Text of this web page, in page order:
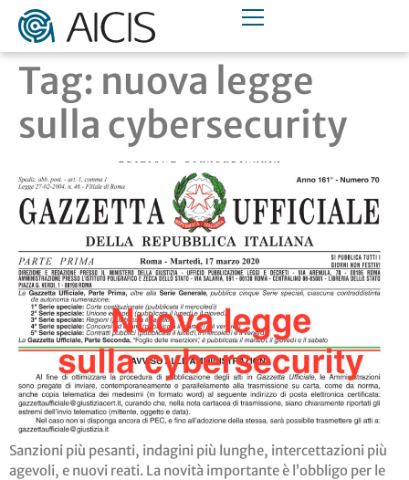
Tag: nuova legge
sulla cybersecurity
Sanzioni più pesanti, indagini più lunghe, intercettazioni più
agevoli, e nuovi reati. La novità importante è l’obbligo per le